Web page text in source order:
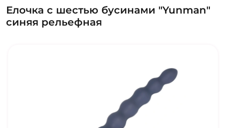
Елочка с шестью бусинами "Yunman"
синяя рельефная